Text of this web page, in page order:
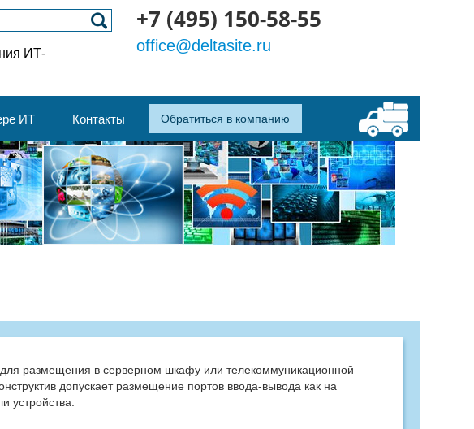
ИТ-
+7 (495) 150-58-55
office@deltasite.ru
ИТ Контакты Обратиться в компанию
размещения в серверном шкафу или телекоммуникационной
допускает размещение портов ввода-вывода как на
устройства.